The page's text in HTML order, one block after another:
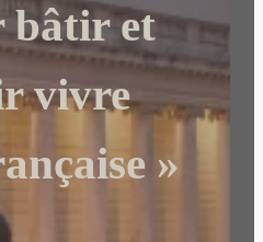
bâtir et
vivre
»